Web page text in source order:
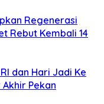
Regenerasi
Rebut Kembali 14
dan Hari Jadi Ke
Pekan